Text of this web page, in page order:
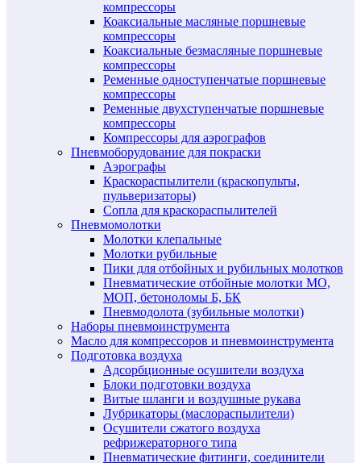
компрессоры
Коаксиальные масляные поршневые
компрессоры
Коаксиальные безмасляные поршневые
компрессоры
Ременные одноступенчатые поршневые
компрессоры
Ременные двухступенчатые поршневые
компрессоры
Компрессоры для аэрографов
Пневмоборудование для покраски
Аэрографы
Краскораспылители (краскопульты,
пульверизаторы)
Сопла для краскораспылителей
Пневмомолотки
Молотки клепальные
Молотки рубильные
Пики для отбойных и рубильных молотков
Пневматические отбойные молотки МО,
МОП, бетоноломы Б, БК
Пневмодолота (зубильные молотки)
Наборы пневмоинструмента
Масло для компрессоров и пневмоинструмента
Подготовка воздуха
Адсорбционные осушители воздуха
Блоки подготовки воздуха
Витые шланги и воздушные рукава
Лубрикаторы (маслораспылители)
Осушители сжатого воздуха
рефрижераторного типа
Пневматические фитинги, соединители